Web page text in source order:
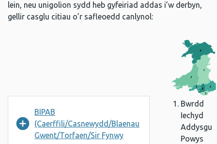
lein, neu unigolion sydd heb gyfeiriad addas i’w derbyn,
gellir casglu citiau o’r safleoedd canlynol:
BIPAB
(Caerffili/Casnewydd/Blaenau
Gwent/Torfaen/Sir Fynwy
Map
4
1
7
3
6
2
5
Bwrdd
Iechyd
Addysgu
Powys